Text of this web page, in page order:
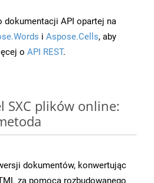
dokumentacji API opartej na
i Aspose.Cells, aby
o API REST.
SXC plików online:
dokumentów, konwertując
za pomocą rozbudowanego